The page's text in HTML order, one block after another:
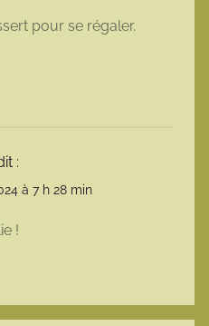
pour se régaler.
:
à 7 h 28 min
!